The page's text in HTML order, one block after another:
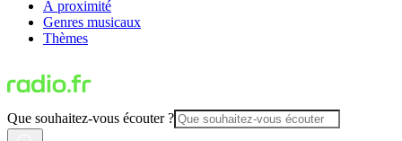
À proximité
Genres musicaux
Thèmes
Que souhaitez-vous écouter ?